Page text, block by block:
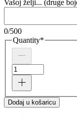
Vašoj želji... (druge
0/500
Quantity*
Dodaj u košaricu